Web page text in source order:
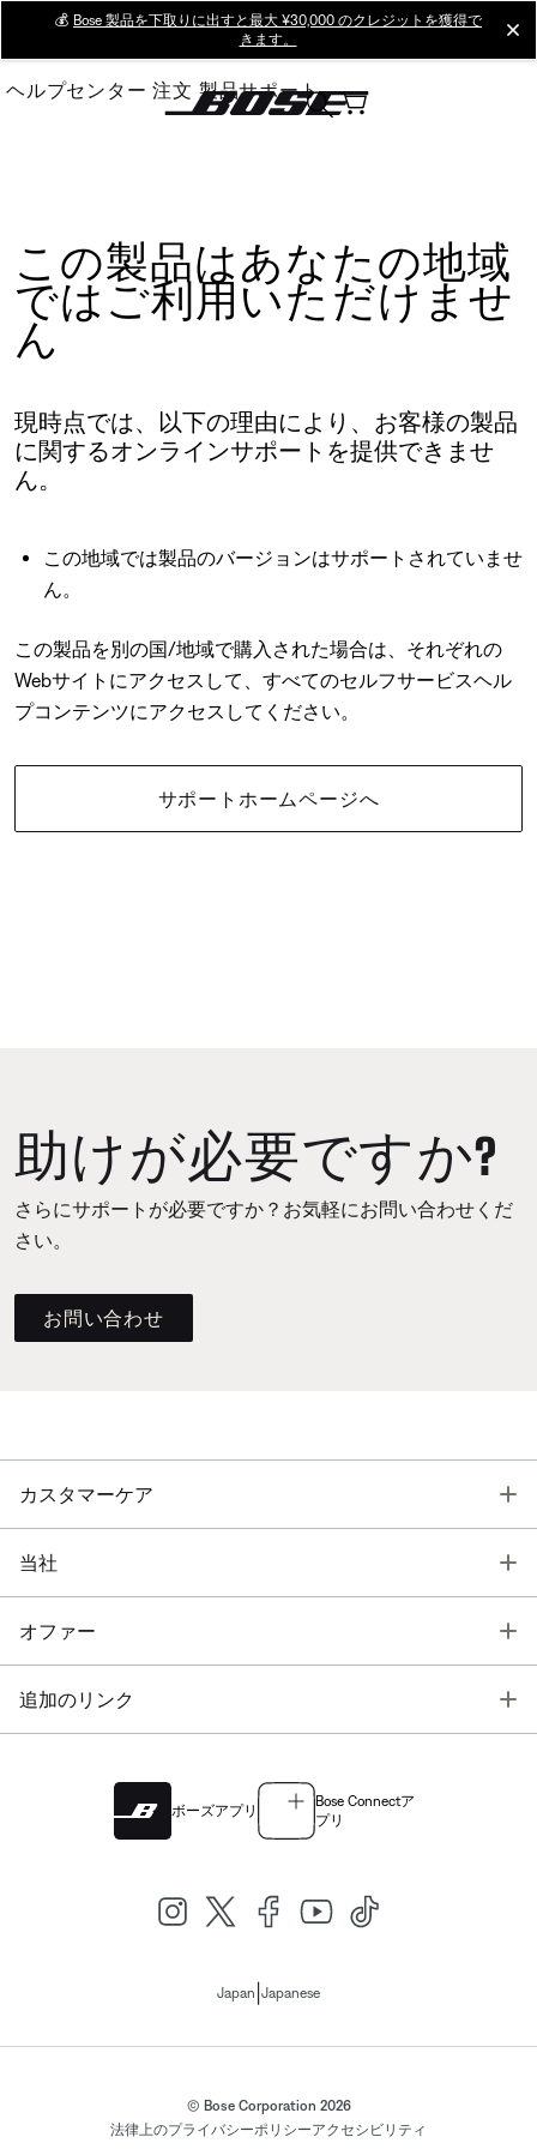
Main
💰 Bose 製品を下取りに出すと最大 ¥30,000 のクレジットを獲得で
きます。
ヘルプセンター 注文 製品サポート
この製品はあなたの地域
ではご利用いただけませ
ん
現時点では、以下の理由により、お客様の製品
に関するオンラインサポートを提供できませ
ん。
この地域では製品のバージョンはサポートされていませ
ん。
この製品を別の国/地域で購入された場合は、それぞれの
Webサイトにアクセスして、すべてのセルフサービスヘル
プコンテンツにアクセスしてください。
サポートホームページへ
助けが必要ですか?
さらにサポートが必要ですか？お気軽にお問い合わせくだ
さい。
お問い合わせ
カスタマーケア
当社
オファー
追加のリンク
ボーズアプリ
Bose Connectア
プリ
Japan Japanese
© Bose Corporation 2026
法律上のプライバシーポリシーアクセシビリティ